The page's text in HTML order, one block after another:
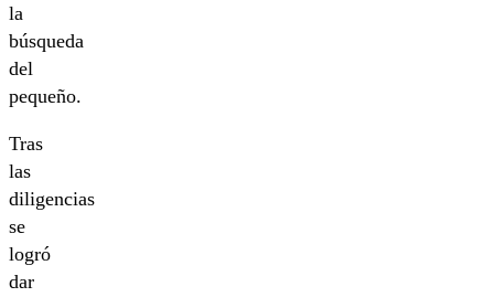
la
búsqueda
del
pequeño.
Tras
las
diligencias
se
logró
dar